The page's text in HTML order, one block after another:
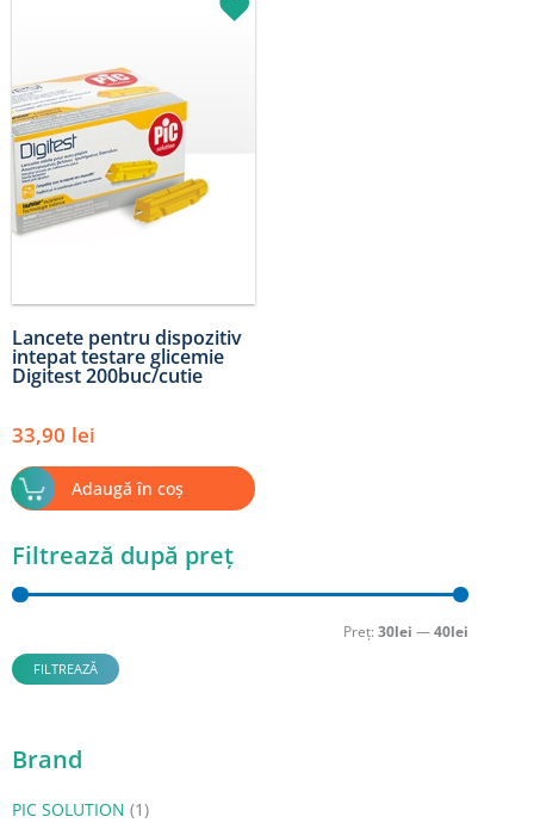
Filtrează după preț
minim
maxim
FILTREAZĂ
Preț:30lei —40lei
Brand
PIC SOLUTION (1)
Lancete pentru dispozitiv
intepat testare glicemie
Digitest 200buc/cutie
33,90 lei
Adaugă în coș